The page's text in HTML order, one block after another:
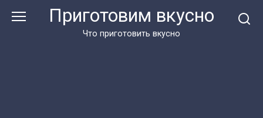
Приготовим вкусно
Что приготовить вкусно